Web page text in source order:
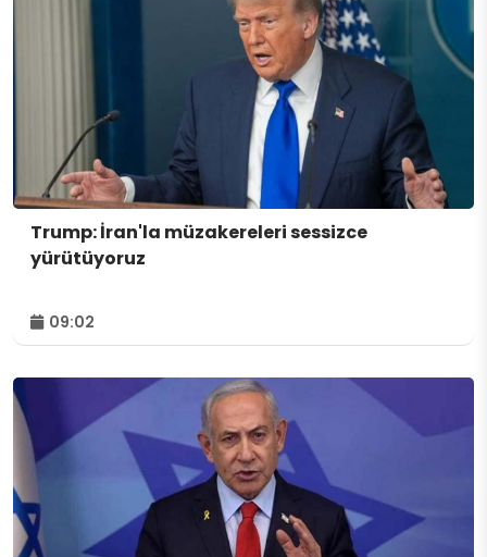
Trump: İran'la müzakereleri sessizce
yürütüyoruz
09:02